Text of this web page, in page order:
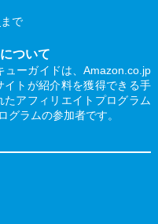
まで
ついて
ューガイドは、Amazon.co.jp
トが紹介料を獲得できる手
アフィリエイトプログラム
グラムの参加者です。